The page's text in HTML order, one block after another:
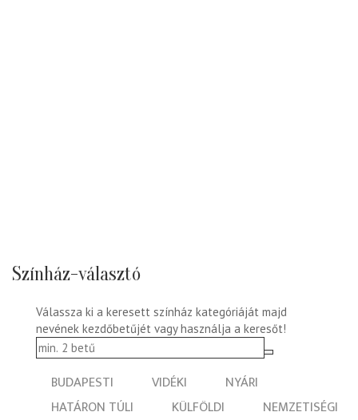
Színház-választó
Válassza ki a keresett színház kategóriáját majd
nevének kezdőbetűjét vagy használja a keresőt!
BUDAPESTI VIDÉKI
NYÁRI
HATÁRON TÚLI
KÜLFÖLDI
NEMZETISÉGI